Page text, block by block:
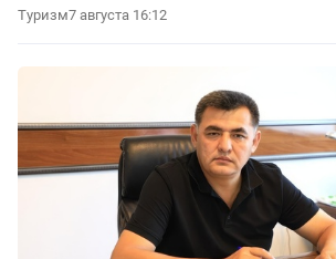
Туризм7 августа 16:12